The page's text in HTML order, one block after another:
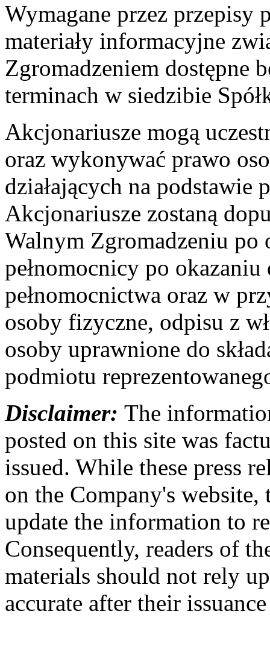
Wymagane przez przepisy
materiały informacyjne
Zgromadzeniem dostępne
terminach w siedzibie
Akcjonariusze mogą
oraz wykonywać prawo
działających na podstawie
Akcjonariusze zostaną
Walnym Zgromadzeniu po
pełnomocnicy po
pełnomocnictwa oraz w
osoby fizyczne, odpisu z
osoby uprawnione do
podmiotu
Disclaimer: The
posted on this site was
issued. While these press
on the Company's website,
update the information to
Consequently, readers of
materials should not rely
accurate after their